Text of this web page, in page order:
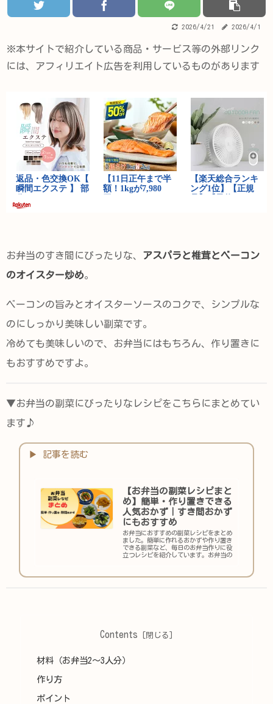
2026/4/21 2026/4/1
※本サイトで紹介している商品・サービス等の外部リンク
には、アフィリエイト広告を利用しているものがあります
お弁当のすき間にぴったりな、 アスパラと椎茸とベーコン
のオイスター炒め。
ベーコンの旨みとオイスターソースのコクで、シンプルな
のにしっかり美味しい副菜です。
冷めても美味しいので、お弁当にはもちろん、作り置きに
もおすすめですよ。
▼お弁当の副菜にぴったりなレシピをこちらにまとめてい
ます♪
【お弁当の副菜レシピまと
め】簡単・作り置きできる
人気おかず｜すき間おかず
にもおすすめ
お弁当におすすめの副菜レシピをまとめ
ました。簡単に作れるおかずや作り置き
できる副菜など、毎日のお弁当作りに役
立つレシピを紹介しています。お弁当の
Contents
材料（お弁当2〜3人分）
作り方
ポイント